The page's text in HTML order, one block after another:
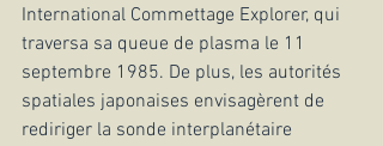
International Commettage Explorer, qui
traversa sa queue de plasma le 11
septembre 1985. De plus, les autorités
spatiales japonaises envisagèrent de
rediriger la sonde interplanétaire